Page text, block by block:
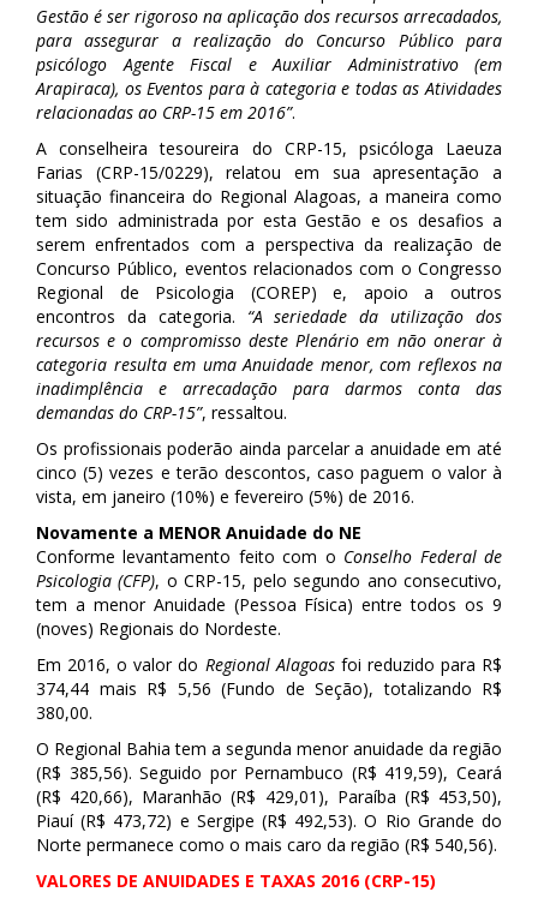
Gestão é ser rigoroso na aplicação dos recursos arrecadados,
para assegurar a realização do Concurso Público para
psicólogo Agente Fiscal e Auxiliar Administrativo (em
Arapiraca), os Eventos para à categoria e todas as Atividades
relacionadas ao CRP-15 em 2016”.
A conselheira tesoureira do CRP-15, psicóloga Laeuza
Farias (CRP-15/0229), relatou em sua apresentação a
situação financeira do Regional Alagoas, a maneira como
tem sido administrada por esta Gestão e os desafios a
serem enfrentados com a perspectiva da realização de
Concurso Público, eventos relacionados com o Congresso
Regional de Psicologia (COREP) e, apoio a outros
encontros da categoria. “A seriedade da utilização dos
recursos e o compromisso deste Plenário em não onerar à
categoria resulta em uma Anuidade menor, com reflexos na
inadimplência e arrecadação para darmos conta das
demandas do CRP-15”, ressaltou.
Os profissionais poderão ainda parcelar a anuidade em até
cinco (5) vezes e terão descontos, caso paguem o valor à
vista, em janeiro (10%) e fevereiro (5%) de 2016.
Novamente a MENOR Anuidade do NE
Conforme levantamento feito com o Conselho Federal de
Psicologia (CFP), o CRP-15, pelo segundo ano consecutivo,
tem a menor Anuidade (Pessoa Física) entre todos os 9
(noves) Regionais do Nordeste.
Em 2016, o valor do Regional Alagoasfoi reduzido para R$
374,44 mais R$ 5,56 (Fundo de Seção), totalizando R$
380,00.
O Regional Bahia tem a segunda menor anuidade da região
(R$ 385,56). Seguido por Pernambuco (R$ 419,59), Ceará
(R$ 420,66), Maranhão (R$ 429,01), Paraíba (R$ 453,50),
Piauí (R$ 473,72) e Sergipe (R$ 492,53). O Rio Grande do
Norte permanece como o mais caro da região (R$ 540,56).
VALORES DE ANUIDADES E TAXAS 2016 (CRP-15)